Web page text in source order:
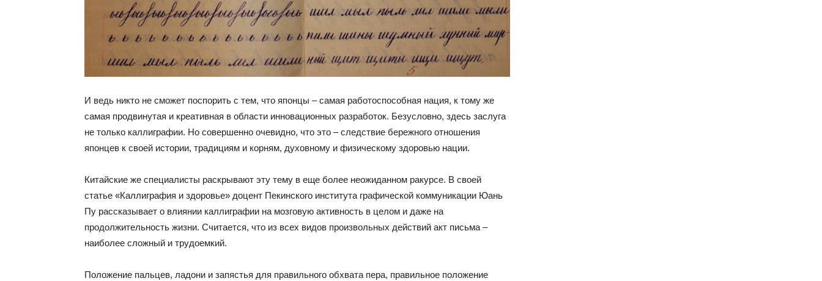
И ведь никто не сможет поспорить с тем, что японцы – самая работоспособная нация, к тому же
самая продвинутая и креативная в области инновационных разработок. Безусловно, здесь заслуга
не только каллиграфии. Но совершенно очевидно, что это – следствие бережного отношения
японцев к своей истории, традициям и корням, духовному и физическому здоровью нации.
Китайские же специалисты раскрывают эту тему в еще более неожиданном ракурсе. В своей
статье «Каллиграфия и здоровье» доцент Пекинского института графической коммуникации Юань
Пу рассказывает о влиянии каллиграфии на мозговую активность в целом и даже на
продолжительность жизни. Считается, что из всех видов произвольных действий акт письма –
наиболее сложный и трудоемкий.
Положение пальцев, ладони и запястья для правильного обхвата пера, правильное положение